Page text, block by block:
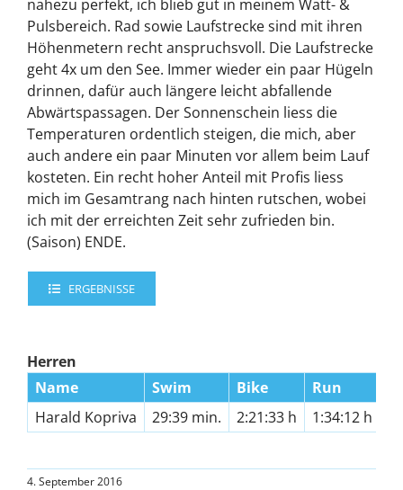
nahezu perfekt, ich blieb gut in meinem Watt- &
Pulsbereich. Rad sowie Laufstrecke sind mit ihren
Höhenmetern recht anspruchsvoll. Die Laufstrecke
geht 4x um den See. Immer wieder ein paar Hügeln
drinnen, dafür auch längere leicht abfallende
Abwärtspassagen. Der Sonnenschein liess die
Temperaturen ordentlich steigen, die mich, aber
auch andere ein paar Minuten vor allem beim Lauf
kosteten. Ein recht hoher Anteil mit Profis liess
mich im Gesamtrang nach hinten rutschen, wobei
ich mit der erreichten Zeit sehr zufrieden bin.
(Saison) ENDE.
ERGEBNISSE
Herren
Name
Swim Bike Run
Harald Kopriva
29:39 min. 2:21:33 h 1:34:12 h
4. September 2016